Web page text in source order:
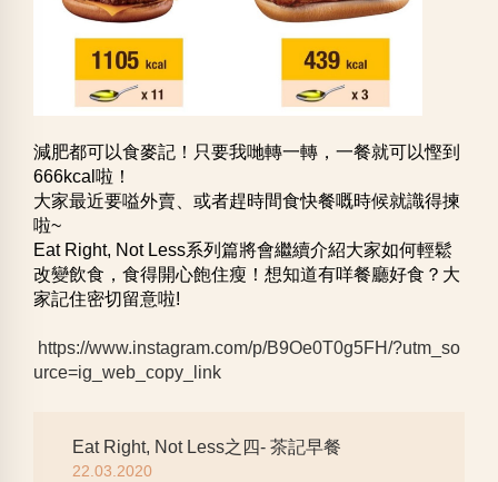
減肥都可以食麥記！只要我哋轉一轉，一餐就可以慳到
666kcal啦！
大家最近要嗌外賣、或者趕時間食快餐嘅時候就識得揀
啦~
Eat Right, Not Less系列篇將會繼續介紹大家如何輕鬆
改變飲食，食得開心飽住瘦！想知道有咩餐廳好食？大
家記住密切留意啦!
https://www.instagram.com/p/B9Oe0T0g5FH/?utm_so
urce=ig_web_copy_link
Eat Right, Not Less之四- 茶記早餐
22.03.2020